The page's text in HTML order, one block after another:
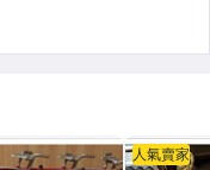
人氣賣家